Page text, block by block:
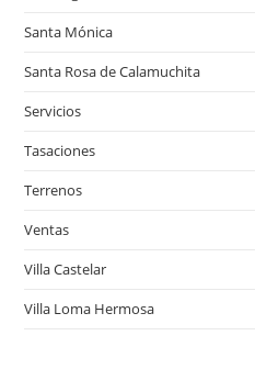
Santa Mónica
Santa Rosa de Calamuchita
Servicios
Tasaciones
Terrenos
Ventas
Villa Castelar
Villa Loma Hermosa